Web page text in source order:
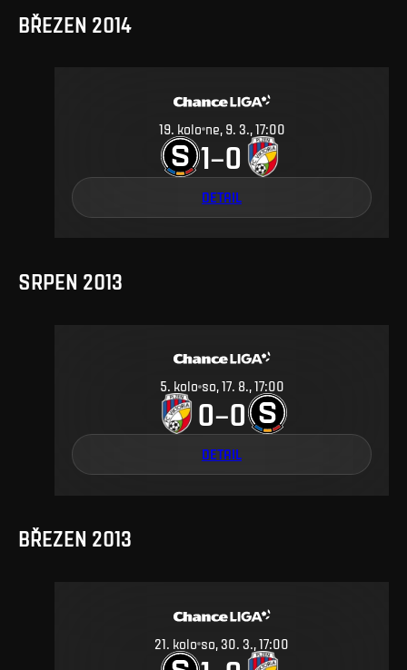
BŘEZEN 2014
19. kolo ne, 9. 3., 17:00
1–0
DETAIL
SRPEN 2013
5. kolo so, 17. 8., 17:00
0–0
DETAIL
BŘEZEN 2013
21 kolo so, 30. 3., 17:00